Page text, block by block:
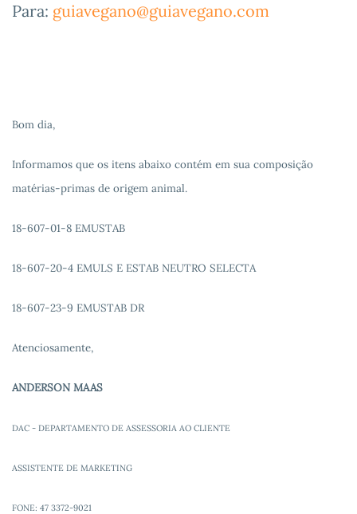
Para: guiavegano@guiavegano.com
Bom dia,
Informamos que os itens abaixo contém em sua composição
matérias-primas de origem animal.
18-607-01-8 EMUSTAB
18-607-20-4 EMULS E ESTAB NEUTRO SELECTA
18-607-23-9 EMUSTAB DR
Atenciosamente,
ANDERSON MAAS
DAC - DEPARTAMENTO DE ASSESSORIA AO CLIENTE
ASSISTENTE DE MARKETING
FONE: 47 3372-9021